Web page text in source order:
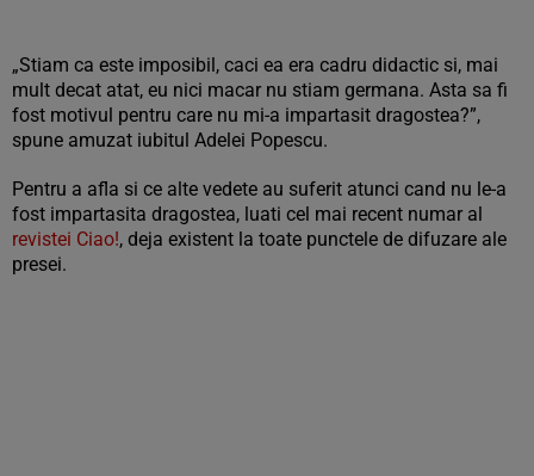
„Stiam ca este imposibil, caci ea era cadru didactic si, mai
mult decat atat, eu nici macar nu stiam germana. Asta sa fi
fost motivul pentru care nu mi-a impartasit dragostea?”,
spune amuzat iubitul Adelei Popescu.
Pentru a afla si ce alte vedete au suferit atunci cand nu le-a
fost impartasita dragostea, luati cel mai recent numar al
revistei Ciao!, deja existent la toate punctele de difuzare ale
presei.